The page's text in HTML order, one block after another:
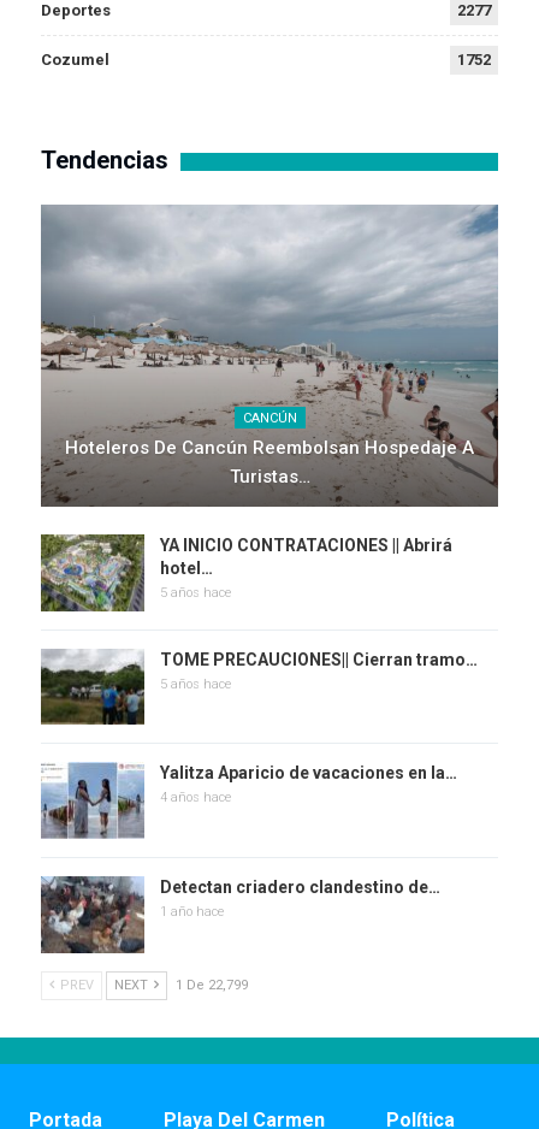
Deportes 2277
Cozumel 1752
Tendencias
CANCÚN
Hoteleros De Cancún Reembolsan Hospedaje A
Turistas…
YA INICIO CONTRATACIONES || Abrirá
hotel…
5 años hace
TOME PRECAUCIONES|| Cierran tramo…
5 años hace
Yalitza Aparicio de vacaciones en la…
4 años hace
Detectan criadero clandestino de…
1 año hace
PREV NEXT 1 De 22,799
Portada Playa Del Carmen Política